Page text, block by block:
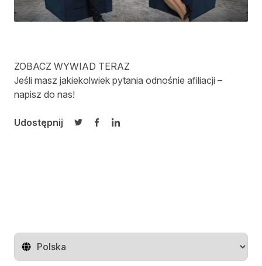
ZOBACZ WYWIAD TERAZ
Jeśli masz jakiekolwiek pytania odnośnie afiliacji –
napisz do nas!
Udostępnij
Udostępnij na Twitterze
Udostępnij na Facebooku
Udostępnij na LinkedIn
Zmień region